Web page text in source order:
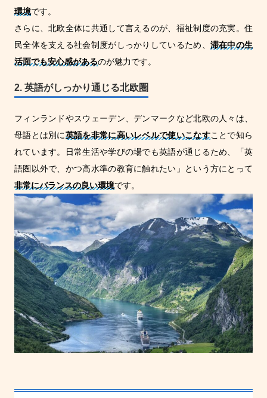
環境です。
さらに、北欧全体に共通して言えるのが、福祉制度の充実。住
民全体を支える社会制度がしっかりしているため、 滞在中の生
活面でも安心感があるのが魅力です。
2. 英語がしっかり通じる北欧圏
フィンランドやスウェーデン、デンマークなど北欧の人々は、
母語とは別に英語を非常に高いレベルで使いこなすことで知ら
れています。日常生活や学びの場でも英語が通じるため、「英
語圏以外で、かつ高水準の教育に触れたい」という方にとって
非常にバランスの良い環境です。